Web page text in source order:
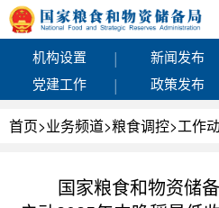
机构设置 | 新闻发布
党建工作
| 政策发布
首页>业务频道>粮食调控>工作
国家粮食和物资储